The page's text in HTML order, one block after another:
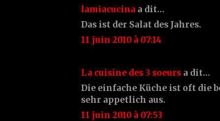
lamiacucina a dit…
Das ist der Salat des Jahres.
11 juin 2010 à 07:14
La cuisine des 3 soeurs a dit…
Die einfache Küche ist oft die
sehr appetlich aus.
11 juin 2010 à 07:53